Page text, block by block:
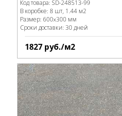
Код товара: SD-248513-99
В коробке: 8 шт, 1.44 м2
Размер: 600x300 мм
Сроки доставки: 30 дней
1827 руб./м2